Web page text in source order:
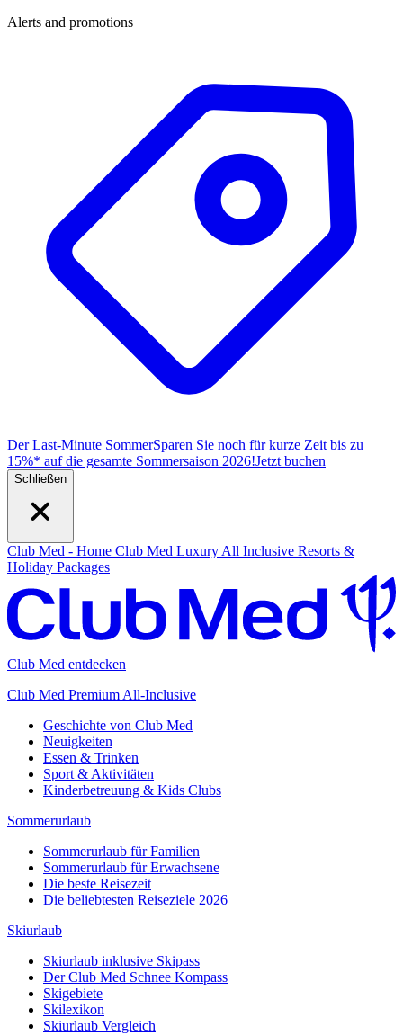
Alerts and promotions
Der Last-Minute SommerSparen Sie noch für kurze Zeit bis zu
15%* auf die gesamte Sommersaison 2026!Jetzt buchen
Schließen
Club Med - Home Club Med Luxury All Inclusive Resorts &
Holiday Packages
Club Med entdecken
Club Med Premium All-Inclusive
Geschichte von Club Med
Neuigkeiten
Essen & Trinken
Sport & Aktivitäten
Kinderbetreuung & Kids Clubs
Sommerurlaub
Sommerurlaub für Familien
Sommerurlaub für Erwachsene
Die beste Reisezeit
Die beliebtesten Reiseziele 2026
Skiurlaub
Skiurlaub inklusive Skipass
Der Club Med Schnee Kompass
Skigebiete
Skilexikon
Skiurlaub Vergleich